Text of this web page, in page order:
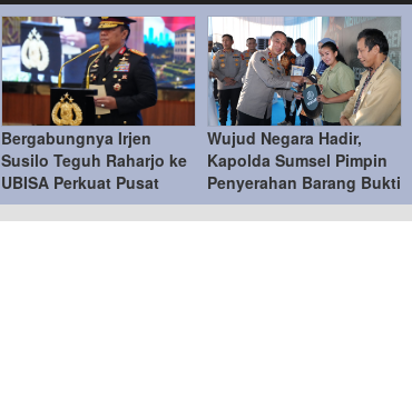
Bergabungnya Irjen
Susilo Teguh Raharjo ke
UBISA Perkuat Pusat
Studi Kepolisian
Wujud Negara Hadir,
Kapolda Sumsel Pimpin
Penyerahan Barang Bukti
Kejahatan ke Korban